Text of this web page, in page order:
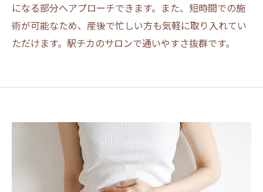
になる部分へアプローチできます。また、短時間での施
術が可能なため、産後で忙しい方も気軽に取り入れてい
ただけます。駅チカのサロンで通いやすさ抜群です。